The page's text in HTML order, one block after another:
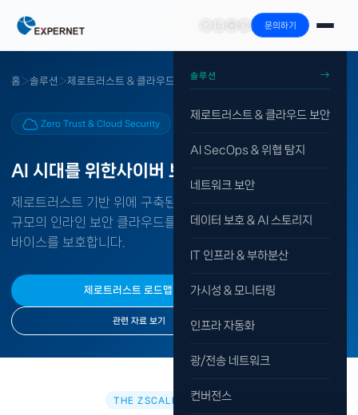
문의하기
솔루션
제로트러스트 & 클라우드 보안
AI SecOps & 위협 탐지
네트워크 보안
데이터 보호 & AI 스토리지
IT 인프라 & 부하분산
가시성 & 모니터링
인프라 자동화
광/전송 네트워크
컨버전스
홈 ›솔루션 ›제로트러스트 & 클라우드 보안
Zero Trust & Cloud Security
AI 시대를 위한사이버 보안 플랫폼
제로트러스트 기반 위에 구축된 SaaS 보안 플랫폼이 세계 최대
규모의 인라인 보안 클라우드를 통해 사용자·워크로드·지사·디
바이스를 보호합니다.
제로트러스트 로드맵 상담
관련 자료 보기
THE ZSCALER PLATFORM